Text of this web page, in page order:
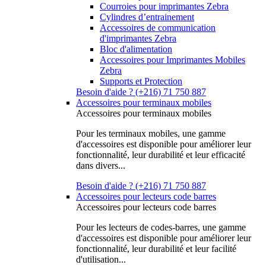
Courroies pour imprimantes Zebra
Cylindres d’entrainement
Accessoires de communication
d'imprimantes Zebra
Bloc d'alimentation
Accessoires pour Imprimantes Mobiles
Zebra
Supports et Protection
Besoin d'aide ? (+216) 71 750 887
Accessoires pour terminaux mobiles
Accessoires pour terminaux mobiles
Pour les terminaux mobiles, une gamme
d'accessoires est disponible pour améliorer leur
fonctionnalité, leur durabilité et leur efficacité
dans divers...
Besoin d'aide ? (+216) 71 750 887
Accessoires pour lecteurs code barres
Accessoires pour lecteurs code barres
Pour les lecteurs de codes-barres, une gamme
d'accessoires est disponible pour améliorer leur
fonctionnalité, leur durabilité et leur facilité
d'utilisation...